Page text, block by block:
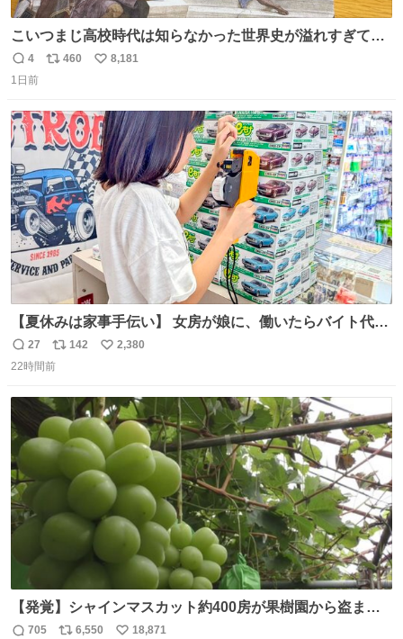
こいつまじ高校時代は知らなかった世界史が溢れすぎてて
𝑩𝑰𝑮 𝑳𝑶𝑽𝑬＿＿
返
信
4
リ
ト
数
460
い
数
8,181
1日前
【夏休みは家事手伝い】 女房が娘に、働いたらバイト代も
らえば？と言ったら、娘は、いらない、と言って黙々と働
いてくれました。 あとでソフトクリーム買ってやろうと思
返
信
27
リ
ポ
ト
数
142
い
数
2,380
22時間前
【発覚】シャインマスカット約400房が果樹園から盗まれ
る 栃木・佐野市 news.livedoor.com/article/detail… 被害
705 6,550
18,871